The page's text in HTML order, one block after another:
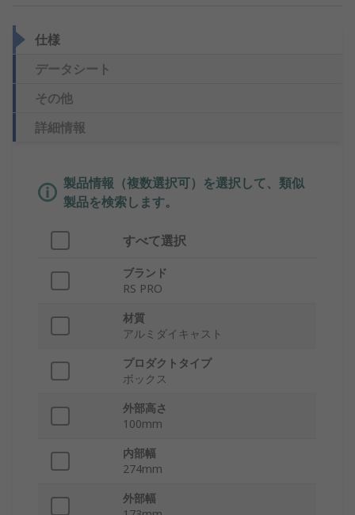
仕様
データシート
その他
詳細情報
製品情報（複数選択可）を選択して、類似
製品を検索します。
すべて選択
ブランド
RS PRO
材質
アルミダイキャスト
プロダクトタイプ
ボックス
外部高さ
100mm
内部幅
274mm
外部幅